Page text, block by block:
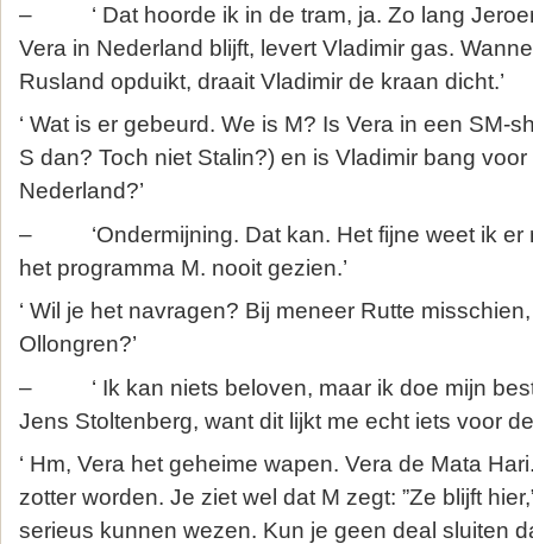
– ‘ Dat hoorde ik in de tram, ja. Zo lang
Vera in Nederland blijft, levert Vladimir gas.
Rusland opduikt, draait Vladimir de kraan dicht.’
‘ Wat is er gebeurd. We is M? Is Vera in een SM-
S dan? Toch niet Stalin?) en is Vladimir bang
Nederland?’
– ‘Ondermijning. Dat kan. Het fijne weet ik er
het programma M. nooit gezien.’
‘ Wil je het navragen? Bij meneer Rutte
Ollongren?’
– ‘ Ik kan niets beloven, maar ik doe mijn
Jens Stoltenberg, want dit lijkt me echt iets voor de
‘ Hm, Vera het geheime wapen. Vera de Mata
zotter worden. Je ziet wel dat M zegt: ”Ze blijft
serieus kunnen wezen. Kun je geen deal sluiten